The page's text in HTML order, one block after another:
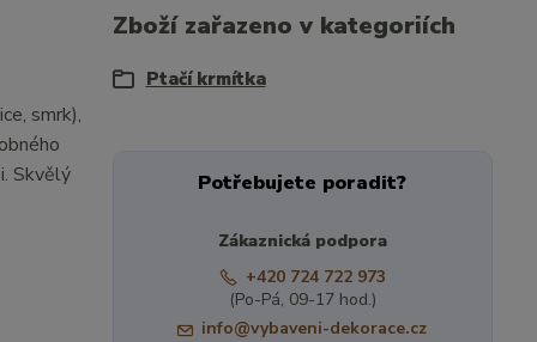
smrk),
Skvělý
Zboží zařazeno v kategoriích
Ptačí krmítka
Potřebujete poradit?
Zákaznická podpora
+420 724 722 973
(Po-Pá, 09-17 hod.)
info@vybaveni-dekorace.cz